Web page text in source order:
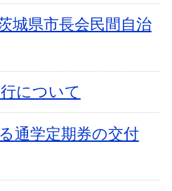
城県市長会民間自治
について
通学定期券の交付